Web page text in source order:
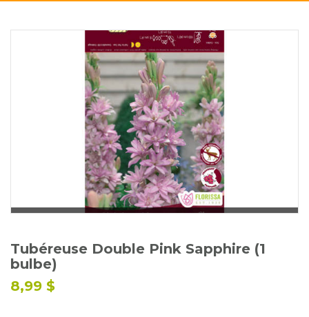
La boutique
Promotions et évènements
Conseils
Glossaire
Calendrier horticole
Emplois
Service à la clientèle
Nous joindre
Tubéreuse Double Pink Sapphire (1
bulbe)
8,99 $